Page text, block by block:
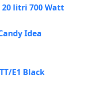
20 litri 700 Watt
Idea
E1 Black